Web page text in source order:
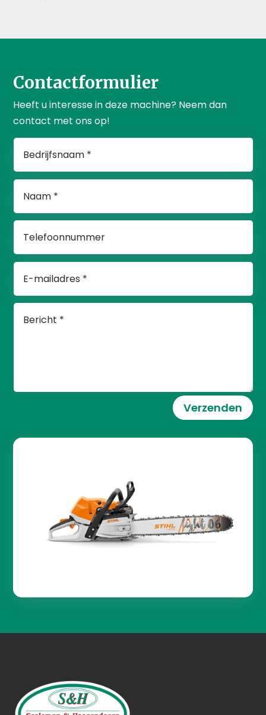
Contactformulier
Heeft u interesse in deze machine? Neem dan
contact met ons op!
Verzenden